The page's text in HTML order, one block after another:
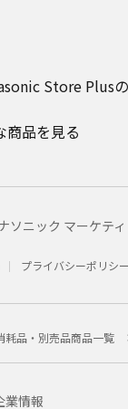
Store Plus
商品を見る
ニック マーケテ
プライバシーポリシー
耗品・別売品商品一覧
業情報